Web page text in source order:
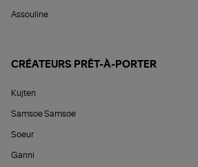
Assouline
CRÉATEURS PRÊT-À-PORTER
Kujten
Samsoe Samsoe
Soeur
Ganni